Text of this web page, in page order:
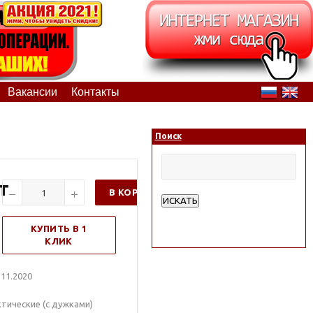
Вакансии Контакты
В КОРЗИНУ
КУПИТЬ В 1
КЛИК
(с дужками)
Поиск
ИСКАТЬ